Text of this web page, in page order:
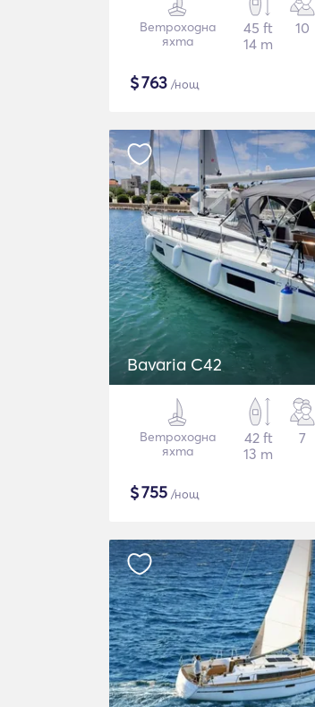
Ветроходна
яхта
45 ft
14 m
10
$763 /нощ
Bavaria C42
Ветроходна
яхта
42 ft
13 m
7
$755 /нощ